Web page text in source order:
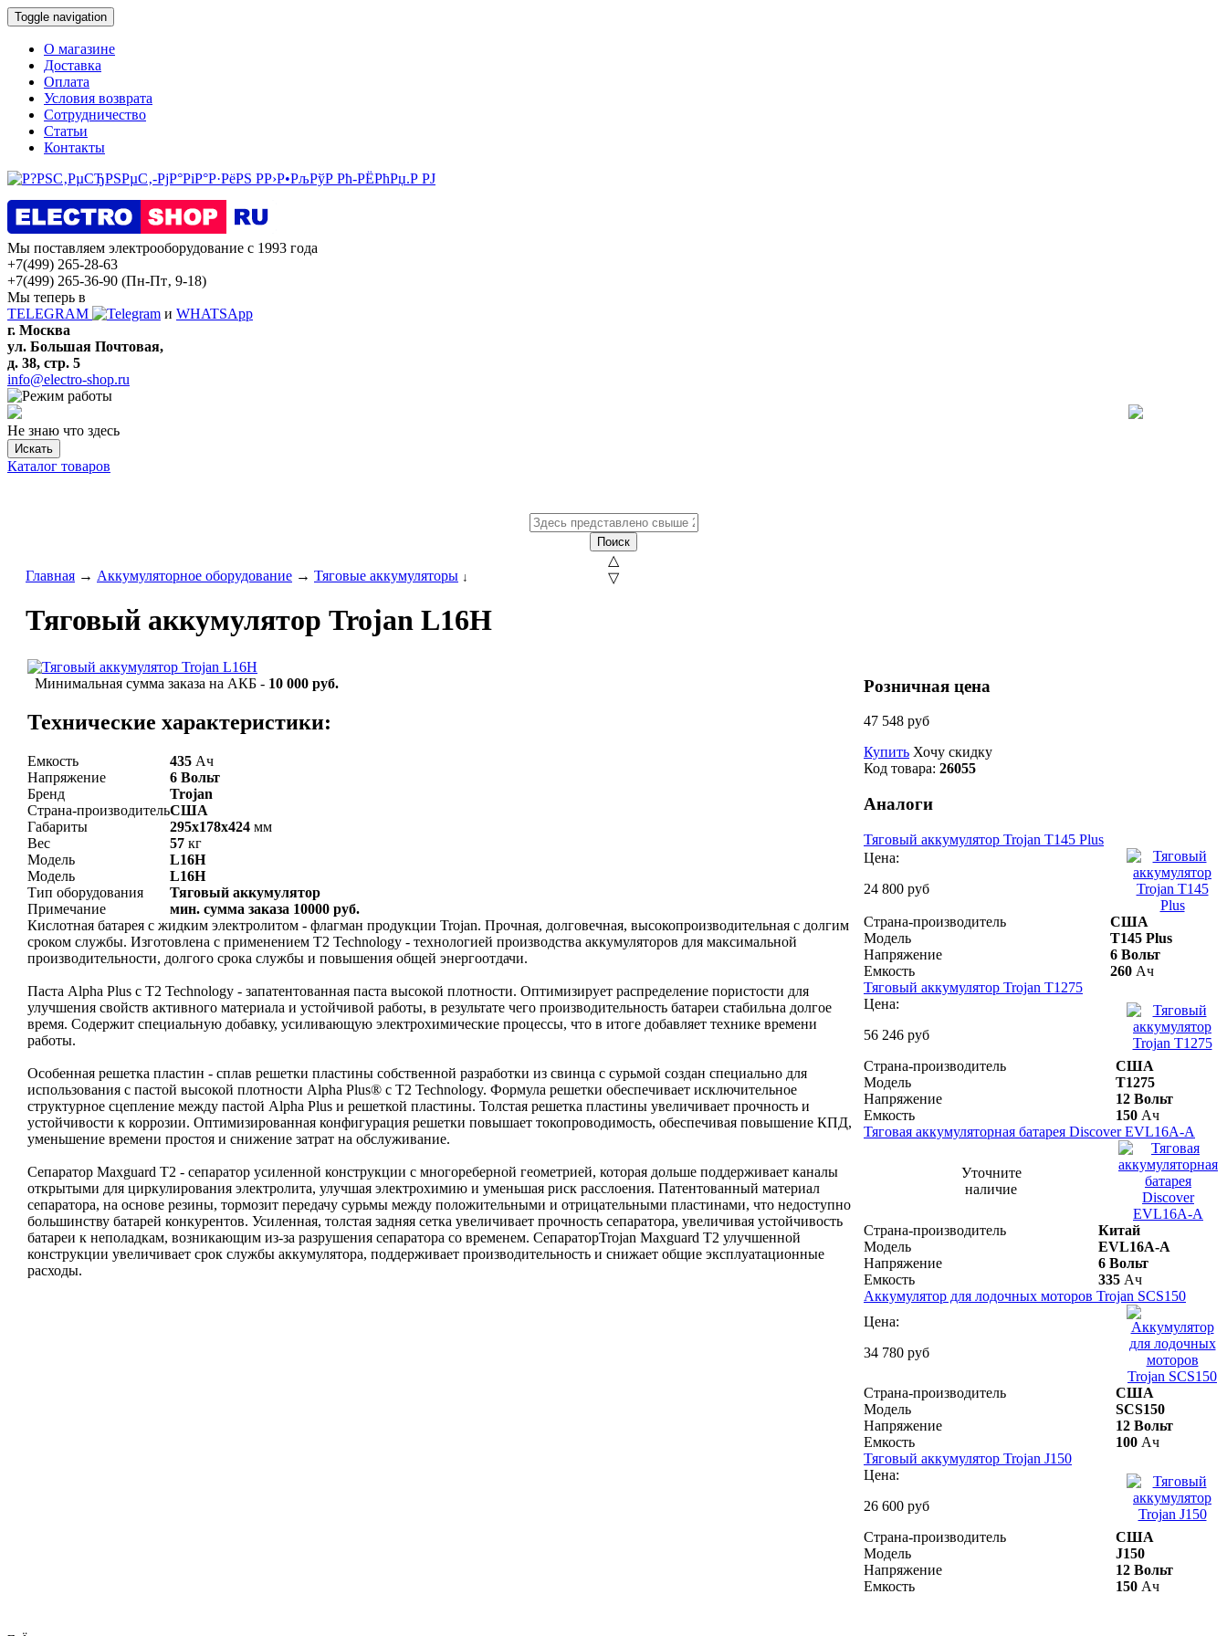
Toggle navigation
О магазине
Доставка
Оплата
Условия возврата
Сотрудничество
Статьи
Контакты
Мы поставляем электрооборудование с 1993 года
+7(499) 265-28-63
+7(499) 265-36-90 (Пн-Пт‚ 9-18)
Мы теперь в
TELEGRAM
и WHATSApp
г. Москва
ул. Большая Почтовая,
д. 38, стр. 5
info@electro-shop.ru
Не знаю что здесь
Искать
Каталог товаров
Поиск
△
▽
Главная → Аккумуляторное оборудование → Тяговые аккумуляторы ↓
Тяговый аккумулятор Trojan L16H
Минимальная сумма заказа на АКБ - 10 000 руб.
Технические характеристики:
Емкость 435 Ач
Напряжение
6 Вольт
Бренд
Trojan
Страна-производительСША
Габариты
295x178x424 мм
Вес
57 кг
Модель
L16H
Модель
L16H
Тип оборудования
Тяговый аккумулятор
Примечание
мин. сумма заказа 10000 руб.
Кислотная батарея с жидким электролитом - флагман продукции Trojan. Прочная, долговечная, высокопроизводительная с долгим
сроком службы. Изготовлена с применением T2 Technology - технологией производства аккумуляторов для максимальной
производительности, долгого срока службы и повышения общей энергоотдачи.
Паста Alpha Plus с T2 Technology - запатентованная паста высокой плотности. Оптимизирует распределение пористости для
улучшения свойств активного материала и устойчивой работы, в результате чего производительность батареи стабильна долгое
время. Содержит специальную добавку, усиливающую электрохимические процессы, что в итоге добавляет технике времени
работы.
Особенная решетка пластин - сплав решетки пластины собственной разработки из свинца с сурьмой создан специально для
использования с пастой высокой плотности Alpha Plus® с T2 Technology. Формула решетки обеспечивает исключительное
структурное сцепление между пастой Alpha Plus и решеткой пластины. Толстая решетка пластины увеличивает прочность и
устойчивости к коррозии. Оптимизированная конфигурация решетки повышает токопроводимость, обеспечивая повышение КПД,
уменьшение времени простоя и снижение затрат на обслуживание.
Сепаратор Maxguard T2 - сепаратор усиленной конструкции c многореберной геометрией, которая дольше поддерживает каналы
открытыми для циркулирования электролита, улучшая электрохимию и уменьшая риск расслоения. Патентованный материал
сепаратора, на основе резины, тормозит передачу сурьмы между положительными и отрицательными пластинами, что недоступно
большинству батарей конкурентов. Усиленная, толстая задняя сетка увеличивает прочность сепаратора, увеличивая устойчивость
батареи к неполадкам, возникающим из-за разрушения сепаратора со временем. СепараторTrojan Maxguard T2 улучшенной
конструкции увеличивает срок службы аккумулятора, поддерживает производительность и снижает общие эксплуатационные
расходы.
Розничная цена
47 548 руб
Купить Хочу скидку
Код товара: 26055
Аналоги
Тяговый аккумулятор Trojan T145 Plus
Цена:
24 800 руб
Страна-производитель
США
Модель
T145 Plus
Напряжение
6 Вольт
Емкость
260 Ач
Тяговый аккумулятор Trojan T1275
Цена:
56 246 руб
Страна-производитель
США
Модель
T1275
Напряжение
12 Вольт
Емкость
150 Ач
Тяговая аккумуляторная батарея Discover EVL16A-А
Уточните
наличие
Страна-производитель
Китай
Модель
EVL16A-А
Напряжение
6 Вольт
Емкость
335 Ач
Аккумулятор для лодочных моторов Trojan SCS150
Цена:
34 780 руб
Страна-производитель
США
Модель
SCS150
Напряжение
12 Вольт
Емкость
100 Ач
Тяговый аккумулятор Trojan J150
Цена:
26 600 руб
Страна-производитель
США
Модель
J150
Напряжение
12 Вольт
Емкость
150 Ач